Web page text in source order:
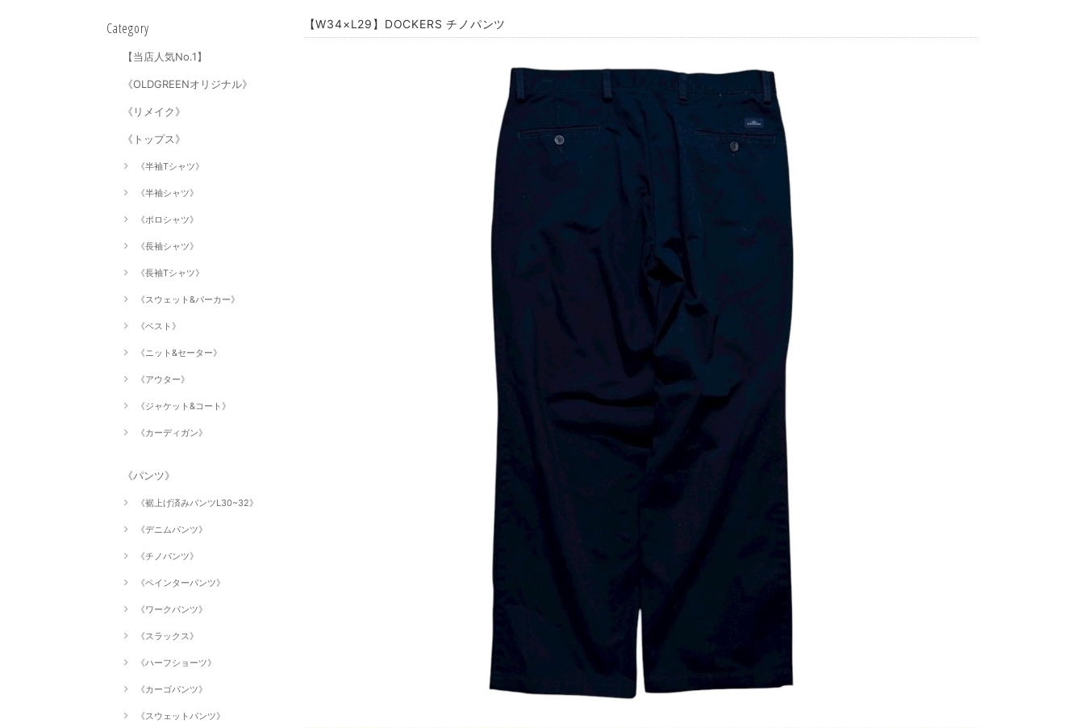
Category
【当店人気No.1】
《OLDGREENオリジナル》
《リメイク》
《トップス》
《半袖Tシャツ》
《半袖シャツ》
《ポロシャツ》
《長袖シャツ》
《長袖Tシャツ》
《スウェット&パーカー》
《ベスト》
《ニット&セーター》
《アウター》
《ジャケット&コート》
《カーディガン》
《パンツ》
《裾上げ済みパンツL30~32》
《デニムパンツ》
《チノパンツ》
《ペインターパンツ》
《ワークパンツ》
《スラックス》
《ハーフショーツ》
《カーゴパンツ》
《スウェットパンツ》
【W34×L29】DOCKERS チノパンツ